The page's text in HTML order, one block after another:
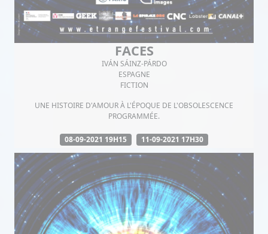
FACES
IVÁN SÁINZ-PÁRDO
ESPAGNE
FICTION
UNE HISTOIRE D'AMOUR À L'ÉPOQUE DE L'OBSOLESCENCE
PROGRAMMÉE.
08-09-2021 19H15 11-09-2021 17H30